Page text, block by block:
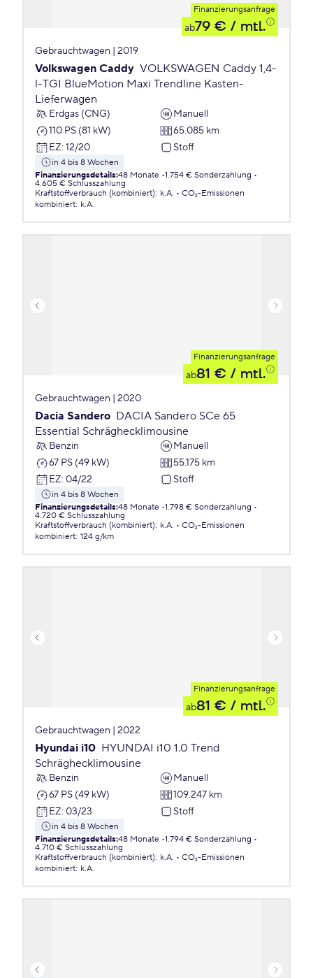
Finanzierungsanfrage
ab79 € / mtl.
Gebrauchtwagen | 2019
Volkswagen Caddy VOLKSWAGEN Caddy 1,4-
l-TGI BlueMotion Maxi Trendline Kasten-
Lieferwagen
Erdgas (CNG)
Manuell
110 PS (81 kW)
65.085 km
EZ: 12/20 Stoff
in 4 bis 8 Wochen
Finanzierungsdetails:48 Monate 1.754 € Sonderzahlung
4.605 € Schlusszahlung
Kraftstoffverbrauch (kombiniert): k.A.
CO₂-Emissionen
kombiniert: k.A.
Finanzierungsanfrage
ab81 € / mtl.
Gebrauchtwagen | 2020
Dacia Sandero DACIA Sandero SCe 65
Essential Schräghecklimousine
Benzin
Manuell
67 PS (49 kW)
55.175 km
EZ: 04/22 Stoff
in 4 bis 8 Wochen
Finanzierungsdetails:48 Monate 1.798 € Sonderzahlung
4.720 € Schlusszahlung
Kraftstoffverbrauch (kombiniert): k.A.
CO₂-Emissionen
kombiniert: 124 g/km
Finanzierungsanfrage
ab81 € / mtl.
Gebrauchtwagen | 2022
Hyundai i10 HYUNDAI i10 1.0 Trend
Schräghecklimousine
Benzin
Manuell
67 PS (49 kW)
109.247 km
EZ: 03/23 Stoff
in 4 bis 8 Wochen
Finanzierungsdetails:48 Monate 1.794 € Sonderzahlung
4.710 € Schlusszahlung
Kraftstoffverbrauch (kombiniert): k.A.
CO₂-Emissionen
kombiniert: k.A.